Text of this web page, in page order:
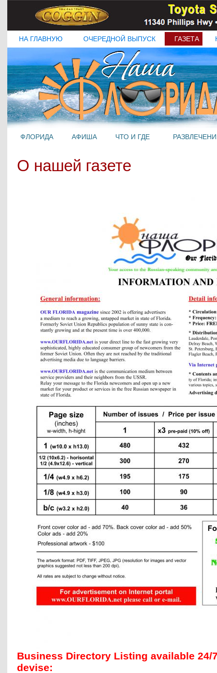
НА ГЛАВНУЮ ОЧЕРЕДНОЙ ВЫПУСК ГАЗЕТА
ФЛОРИДА АФИША ЧТО И ГДЕ
О нашей газете
Business Directory Listing available 24/
devise: